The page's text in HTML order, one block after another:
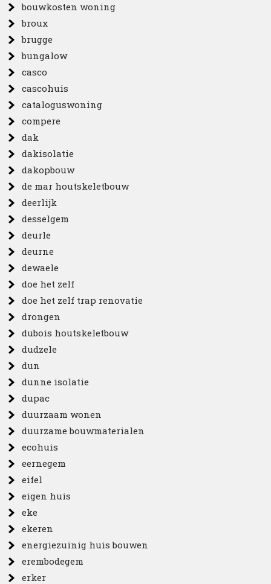
bouwkosten woning
broux
brugge
bungalow
casco
cascohuis
cataloguswoning
compere
dak
dakisolatie
dakopbouw
de mar houtskeletbouw
deerlijk
desselgem
deurle
deurne
dewaele
doe het zelf
doe het zelf trap renovatie
drongen
dubois houtskeletbouw
dudzele
dun
dunne isolatie
dupac
duurzaam wonen
duurzame bouwmaterialen
ecohuis
eernegem
eifel
eigen huis
eke
ekeren
energiezuinig huis bouwen
erembodegem
erker